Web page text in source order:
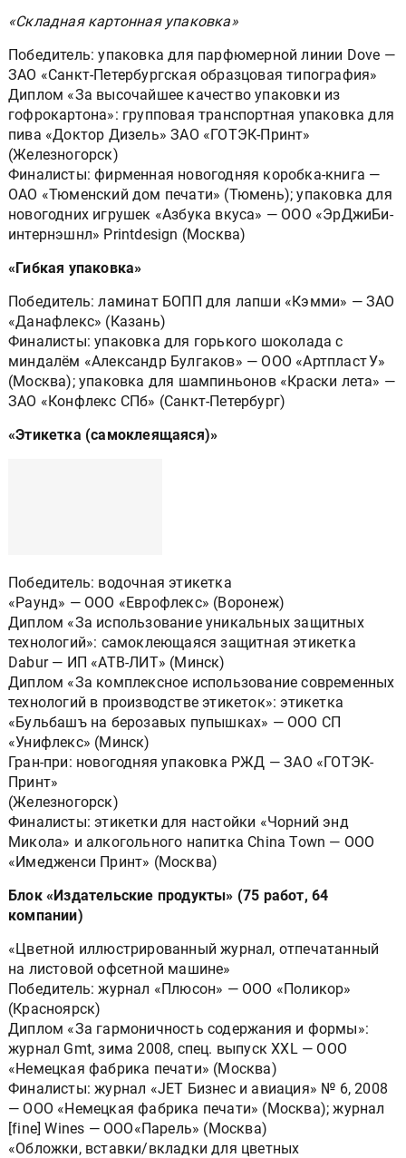
«Складная картонная упаковка»
Победитель: упаковка для парфюмерной линии Dove —
ЗАО «Санкт-Петербургская образцовая типография»
Диплом «За высочайшее качество упаковки из
гофрокартона»: групповая транспортная упаковка для
пива «Доктор Дизель» ЗАО «ГОТЭК-Принт»
(Железногорск)
Финалисты: фирменная новогодняя коробка-книга —
ОАО «Тюменский дом печати» (Тюмень); упаковка для
новогодних игрушек «Азбука вкуса» — ООО «ЭрДжиБи-
интернэшнл» Printdesign (Москва)
«Гибкая упаковка»
Победитель: ламинат БОПП для лапши «Кэмми» — ЗАО
«Данафлекс» (Казань)
Финалисты: упаковка для горького шоколада с
миндалём «Александр Булгаков» — ООО «Артпласт У»
(Москва); упаковка для шампиньонов «Краски лета» —
ЗАО «Конфлекс СПб» (Санкт-Петербург)
«Этикетка (самоклеящаяся)»
Победитель: водочная этикетка
«Раунд» — ООО «Еврофлекс» (Воронеж)
Диплом «За использование уникальных защитных
технологий»: самоклеющаяся защитная этикетка
Dabur — ИП «АТВ-ЛИТ» (Минск)
Диплом «За комплексное использование современных
технологий в производстве этикеток»: этикетка
«Бульбашъ на берозавых пупышках» — ООО СП
«Унифлекс» (Минск)
Гран-при: новогодняя упаковка РЖД — ЗАО «ГОТЭК-
Принт»
(Железногорск)
Финалисты: этикетки для настойки «Чорний энд
Микола» и алкогольного напитка China Town — ООО
«Имедженси Принт» (Москва)
Блок «Издательские продукты» (75 работ, 64
компании)
«Цветной иллюстрированный журнал, отпечатанный
на листовой офсетной машине»
Победитель: журнал «Плюсон» — ООО «Поликор»
(Красноярск)
Диплом «За гармоничность содержания и формы»:
журнал Gmt, зима 2008, спец. выпуск XXL — ООО
«Немецкая фабрика печати» (Москва)
Финалисты: журнал «JET Бизнес и авиация» № 6, 2008
— ООО «Немецкая фабрика печати» (Москва); журнал
[fine] Wines — ООО«Парель» (Москва)
«Обложки, вставки/вкладки для цветных